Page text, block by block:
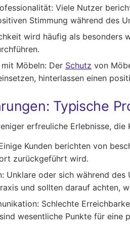
Viele Nutzer
Stimmung während des
wird häufig als besonders
Möbeln: Der Schutz von
hinterlassen einen
Typische
erfreuliche Erlebnisse,
Kunden berichten von
zurückgeführt wird.
Unklare oder sich während des
und sollten darauf achten,
Schlechte
wesentliche Punkte für eine